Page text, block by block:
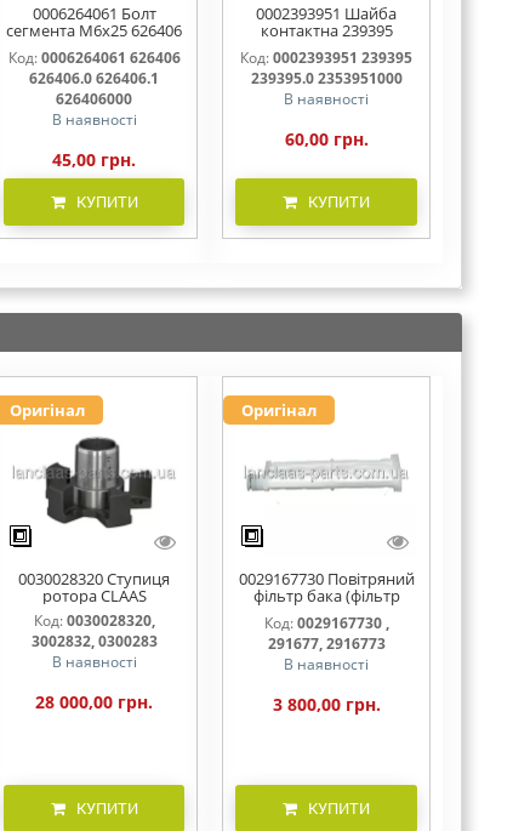
0006264061 Болт
сегмента М6х25 626406
626406.0 626406.1
626406000
Код: 0006264061 626406
626406.0 626406.1
626406000
В наявності
45,00 грн.
КУПИТИ
0002393951 Шайба
контактна 239395
239395.0 2353951000
Код:0002393951 239395
239395.0 2353951000
В наявності
60,00 грн.
КУПИТИ
Оригінал
0030028320 Ступиця
ротора CLAAS
Код: 0030028320,
3002832, 0300283
В наявності
28 000,00 грн.
КУПИТИ
Оригінал
0029167730 Повітряний
фільтр бака (фільтр
AdBlue)
Код:0029167730 ,
291677, 2916773
В наявності
3 800,00 грн.
КУПИТИ